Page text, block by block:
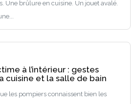
Une brûlure en cuisine. Un jouet avalé.
à l’intérieur : gestes
cuisine et la salle de bain
les pompiers connaissent bien les